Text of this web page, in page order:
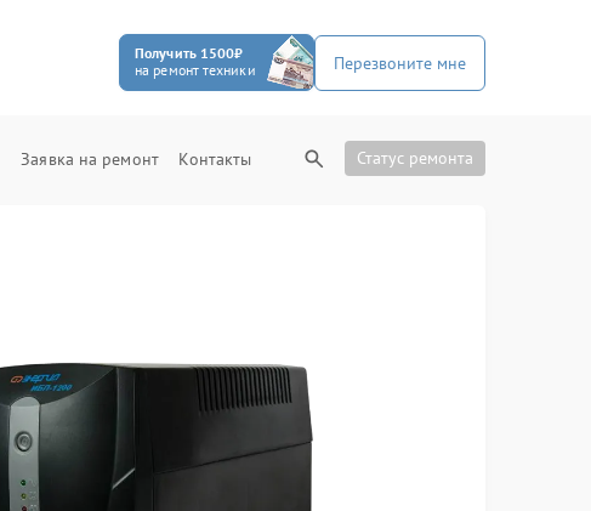
Получить 1500₽
на ремонт техники
Перезвоните мне
Заявка на ремонт Контакты Статус ремонта